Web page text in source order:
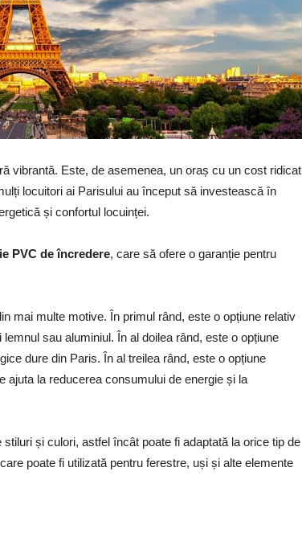
vibrantă. Este, de asemenea, un oraș cu un cost ridicat
locuitori ai Parisului au început să investească în
și confortul locuinței.
PVC de încredere, care să ofere o garanție pentru
mai multe motive. În primul rând, este o opțiune relativ
sau aluminiul. În al doilea rând, este o opțiune
dure din Paris. În al treilea rând, este o opțiune
ajuta la reducerea consumului de energie și la
și culori, astfel încât poate fi adaptată la orice tip de
poate fi utilizată pentru ferestre, uși și alte elemente